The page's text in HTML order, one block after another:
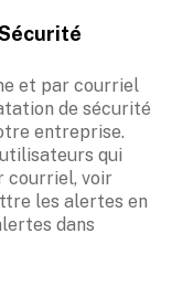
et par courriel
de sécurité
entreprise.
qui
courriel, voir
les alertes en
dans